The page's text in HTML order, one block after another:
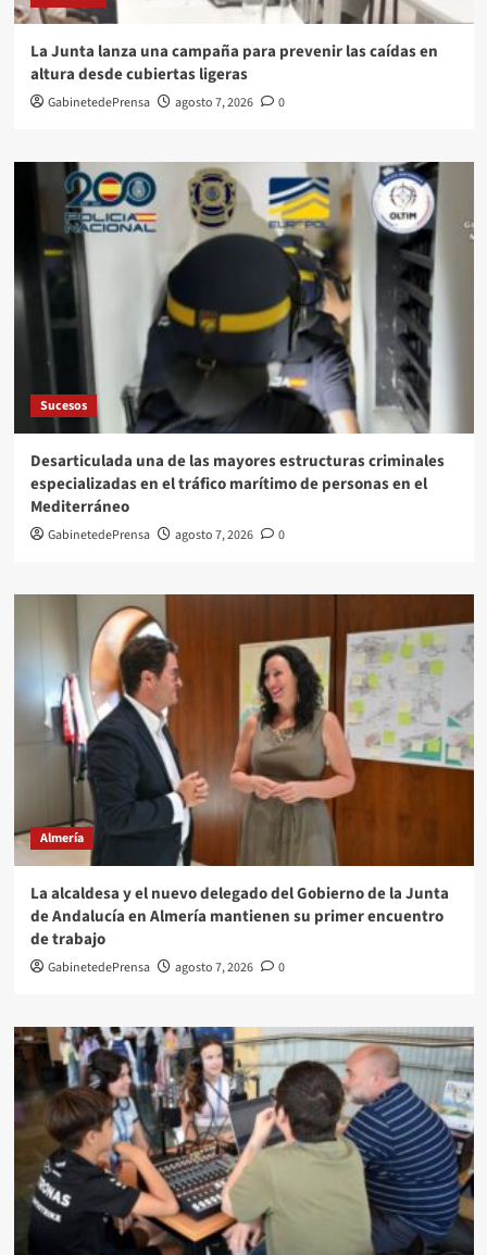
La Junta lanza una campaña para prevenir las caídas en
altura desde cubiertas ligeras
GabinetedePrensa agosto 7, 2026 0
Sucesos
Desarticulada una de las mayores estructuras criminales
especializadas en el tráfico marítimo de personas en el
Mediterráneo
GabinetedePrensa agosto 7, 2026 0
Almería
La alcaldesa y el nuevo delegado del Gobierno de la Junta
de Andalucía en Almería mantienen su primer encuentro
de trabajo
GabinetedePrensa agosto 7, 2026 0